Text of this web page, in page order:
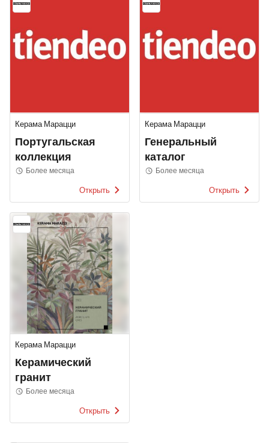
Керама Марацци
Португальская
коллекция
Более месяца
Открыть
Керама Марацци
Генеральный
каталог
Более месяца
Открыть
Керама Марацци
Керамический
гранит
Более месяца
Открыть